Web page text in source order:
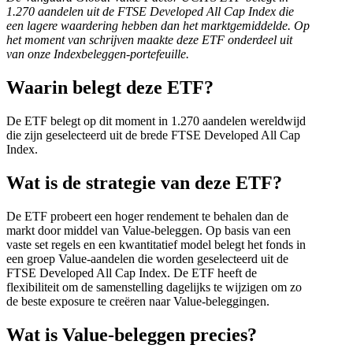
1.270 aandelen uit de FTSE Developed All Cap Index die
een lagere waardering hebben dan het marktgemiddelde. Op
het moment van schrijven maakte deze ETF onderdeel uit
van onze Indexbeleggen-portefeuille.
Waarin belegt deze ETF?
De ETF belegt op dit moment in 1.270 aandelen wereldwijd
die zijn geselecteerd uit de brede FTSE Developed All Cap
Index.
Wat is de strategie van deze ETF?
​De ETF probeert een hoger rendement te behalen dan de
markt door middel van Value-beleggen. Op basis van een
vaste set regels en een kwantitatief model belegt het fonds in
een groep Value-aandelen die worden geselecteerd uit de
FTSE Developed All Cap Index. De ETF heeft de
flexibiliteit om de samenstelling dagelijks te wijzigen om zo
de beste exposure te creëren naar Value-beleggingen.
Wat is Value-beleggen precies?